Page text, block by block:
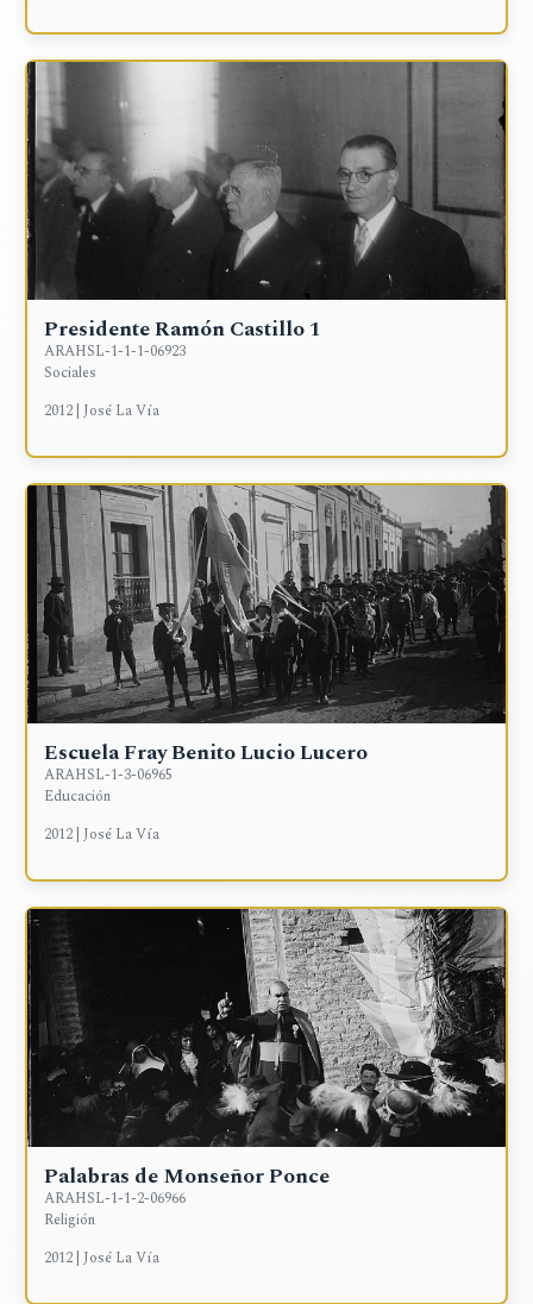
Presidente Ramón Castillo 1
ARAHSL-1-1-1-06923
Sociales
2012 | José La Vía
Escuela Fray Benito Lucio Lucero
ARAHSL-1-3-06965
Educación
2012 | José La Vía
Palabras de Monseñor Ponce
ARAHSL-1-1-2-06966
Religión
2012 | José La Vía